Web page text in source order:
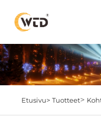
Etusivu> Tuotteet>